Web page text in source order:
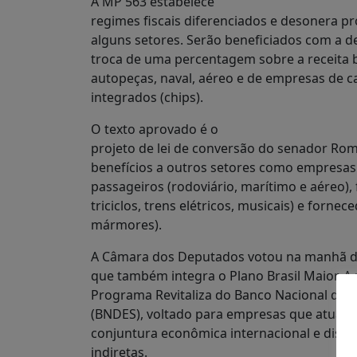
regimes fiscais diferenciados e desonera
alguns setores. Serão beneficiados com a
troca de uma percentagem sobre a receita
autopeças, naval, aéreo e de empresas de
integrados (chips).
O texto aprovado é o
projeto de lei de conversão do senador
benefícios a outros setores como
passageiros (rodoviário, marítimo e
triciclos, trens elétricos, musicais) e
mármores).
A Câmara dos Deputados votou na manhã
que também integra o Plano Brasil Maior.
Programa Revitaliza do Banco Nacional de
(BNDES), voltado para empresas que
conjuntura econômica internacional e
indiretas.